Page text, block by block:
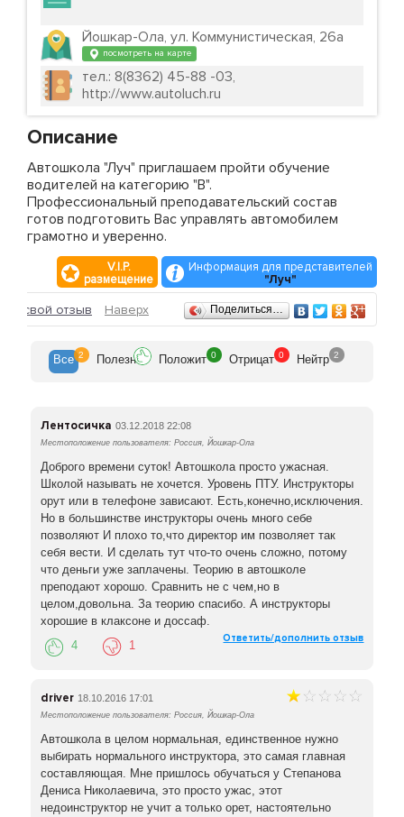
Йошкар-Ола, ул. Коммунистическая, 26а
посмотреть на карте
тел.: 8(8362) 45-88 -03,
http://www.autoluch.ru
Описание
Автошкола "Луч" приглашаем пройти обучение
водителей на категорию "В".
Профессиональный преподавательский состав
готов подготовить Вас управлять автомобилем
грамотно и уверенно.
V.I.P.
размещение
Информация для представителей
"Луч"
Отзывы
свой отзыв Наверх Поделиться…
Все 2 Полезн Положит 0 Отрицат 0 Нейтр 2
Лентосичка 03.12.2018 22:08
Местоположение пользователя: Россия, Йошкар-Ола
Доброго времени суток! Автошкола просто ужасная.
Школой называть не хочется. Уровень ПТУ. Инструкторы
орут или в телефоне зависают. Есть,конечно,исключения.
Но в большинстве инструкторы очень много себе
позволяют И плохо то,что директор им позволяет так
себя вести. И сделать тут что-то очень сложно, потому
что деньги уже заплачены. Теорию в автошколе
преподают хорошо. Сравнить не с чем,но в
целом,довольна. За теорию спасибо. А инструкторы
хорошие в клаксоне и доссаф.
Ответить/дополнить отзыв
4 1
driver 18.10.2016 17:01
Местоположение пользователя: Россия, Йошкар-Ола
Автошкола в целом нормальная, единственное нужно
выбирать нормального инструктора, это самая главная
составляющая. Мне пришлось обучаться у Степанова
Дениса Николаевича, это просто ужас, этот
недоинструктор не учит а только орет, настоятельно